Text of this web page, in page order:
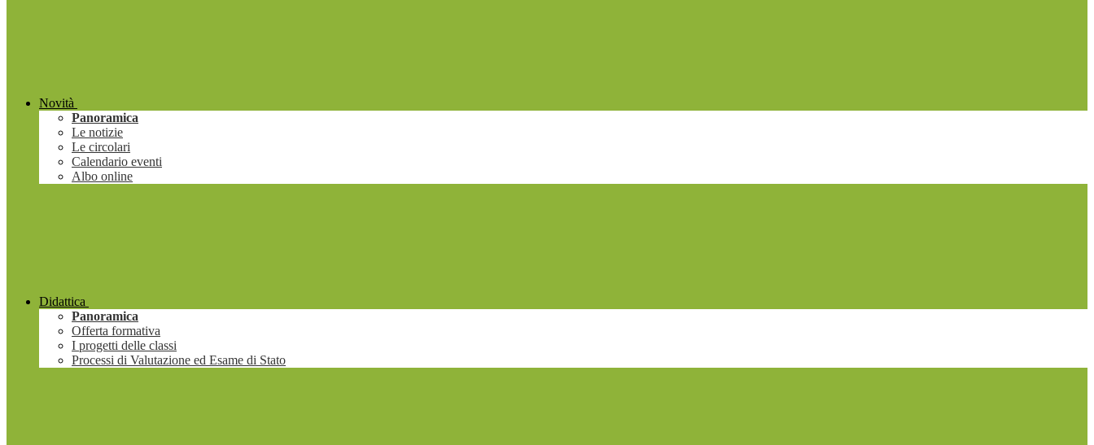
Novità
Panoramica
Le notizie
Le circolari
Calendario eventi
Albo online
Didattica
Panoramica
Offerta formativa
I progetti delle classi
Processi di Valutazione ed Esame di Stato